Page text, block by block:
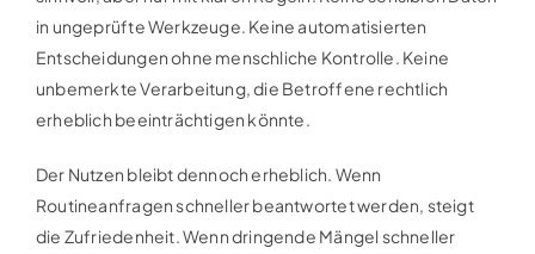
in ungeprüfte Werkzeuge. Keine automatisierten
Entscheidungen ohne menschliche Kontrolle. Keine
unbemerkte Verarbeitung, die Betroffene rechtlich
erheblich beeinträchtigen könnte.
Der Nutzen bleibt dennoch erheblich. Wenn
Routineanfragen schneller beantwortet werden, steigt
die Zufriedenheit. Wenn dringende Mängel schneller